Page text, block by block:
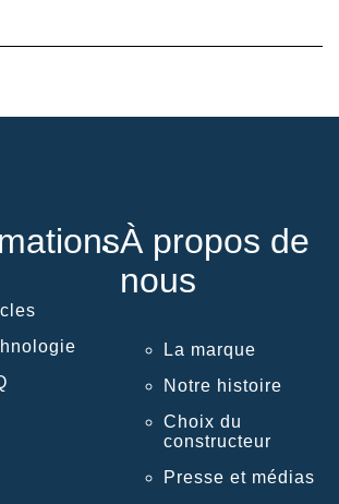
À propos de
nous
La marque
Notre histoire
Choix du
constructeur
Presse et médias